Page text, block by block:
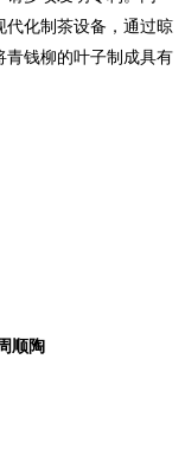
代化制茶设备，通过晾
青钱柳的叶子制成具有
顺陶